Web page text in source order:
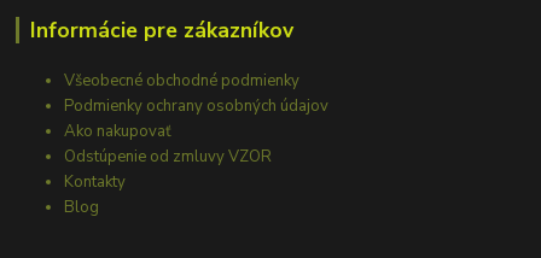
Informácie pre zákazníkov
Všeobecné obchodné podmienky
Podmienky ochrany osobných údajov
Ako nakupovať
Odstúpenie od zmluvy VZOR
Kontakty
Blog